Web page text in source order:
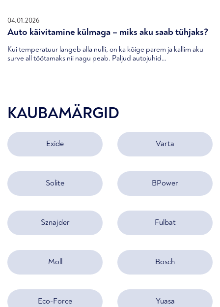
04.01.2026
Auto käivitamine külmaga – miks aku saab tühjaks?
Kui temperatuur langeb alla nulli, on ka kõige parem ja kallim aku
surve all töötamaks nii nagu peab. Paljud autojuhid…
KAUBAMÄRGID
Exide Varta
Solite BPower
Sznajder Fulbat
Moll Bosch
Eco-Force Yuasa